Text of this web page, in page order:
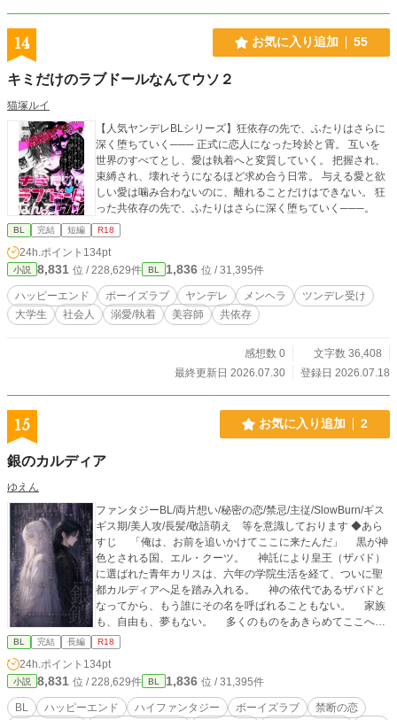
14 お気に入り追加 55
キミだけのラブドールなんてウソ２
猫塚ルイ
【人気ヤンデレBLシリーズ】狂依存の先で、ふたりはさらに
深く堕ちていく─── 正式に恋人になった玲於と霄。 互いを
世界のすべてとし、愛は執着へと変質していく。 把握され、
束縛され、壊れそうになるほど求め合う日常。 与える愛と欲
しい愛は噛み合わないのに、離れることだけはできない。 狂
った共依存の先で、ふたりはさらに深く堕ちていく───。
BL 完結 短編 R18
24h.ポイント 134pt
小説 8,831 位 / 228,629件 BL 1,836 位 / 31,395件
ハッピーエンド ボーイズラブ ヤンデレ メンヘラ
ツンデレ受け
大学生
社会人 溺愛/執着 美容師 共依存
感想数 0
文字数 36,408
最終更新日 2026.07.30
登録日 2026.07.18
15 お気に入り追加 2
銀のカルディア
ゆえん
ファンタジーBL/両片想い/秘密の恋/禁忌/主従/SlowBurn/ギス
ギス期/美人攻/長髪/敬語萌え 等を意識しております ◆あら
すじ 「俺は、お前を追いかけてここに来たんだ」 黒が神
色とされる国、エル・クーツ。 神託により皇王（ザバド）
に選ばれた青年カリスは、六年の学院生活を経て、ついに聖
都カルディアへ足を踏み入れる。 神の依代であるザバドと
なってから、もう誰にその名を呼ばれることもない。 家族
も、自由も、夢もない。 多くのものをあきらめてここへ来
た。 でも──ジウにだけはまた会いたい。 カリスの初恋
の相手であるジウは、この国で禁忌とされる銀髪をしてい
た。 聖都での再会は叶ったものの、宮廷侍従長（ラブサリ
ス）となっていたジウはカリスを冷たく突き放す。 ザバド
に触れることができるのは側近であるカル・ハツェただひと
り──ジウにはその姿を目にすることすら禁じられているとい
BL 完結 長編 R18
24h.ポイント 134pt
小説 8,831 位 / 228,629件 BL 1,836 位 / 31,395件
BL ハッピーエンド ハイファンタジー ボーイズラブ
禁断の恋